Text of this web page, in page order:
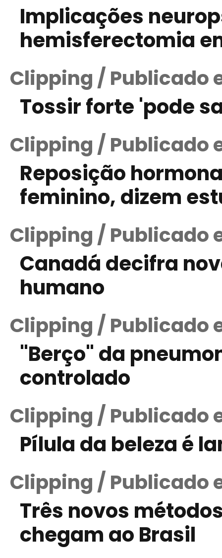
Implicações
hemisferectomia
Clipping / Publicado
Tossir forte 'pode
Clipping / Publicado
Reposição
feminino, dizem
Clipping / Publicado
Canadá decifra
humano
Clipping / Publicado
"Berço" da
controlado
Clipping / Publicado
Pílula da beleza é
Clipping / Publicado
Três novos
chegam ao Brasil